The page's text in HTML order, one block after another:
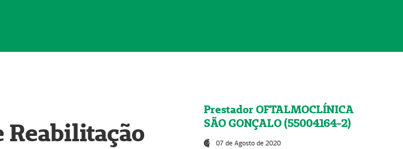
Reabilitação
Prestador OFTALMOCLÍNICA
SÃO GONÇALO (55004164-2)
07 de Agosto de 2020